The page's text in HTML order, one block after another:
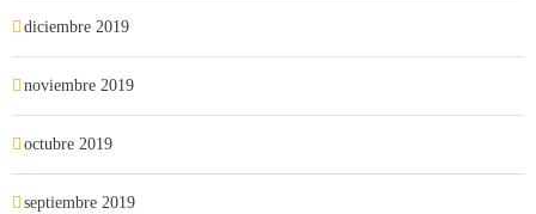
diciembre 2019
noviembre 2019
octubre 2019
septiembre 2019